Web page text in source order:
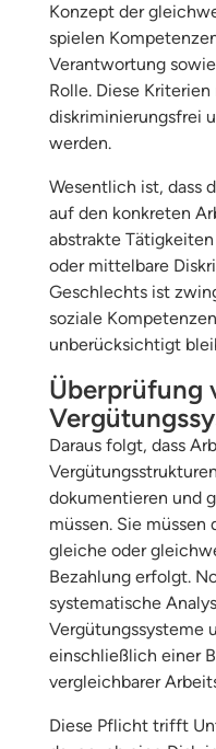
Konzept der
spielen
Verantwortung
Rolle. Diese
diskriminierungsfrei
werden.
Wesentlich ist, dass
auf den konkreten
abstrakte
oder mittelbare
Geschlechts ist
soziale
unberücksichtigt
Überprüfung
Daraus folgt, dass
dokumentieren und
müssen. Sie müssen
gleiche oder
Bezahlung erfolgt.
systematische
Vergütungssysteme
einschließlich einer
vergleichbarer
Diese Pflicht trifft